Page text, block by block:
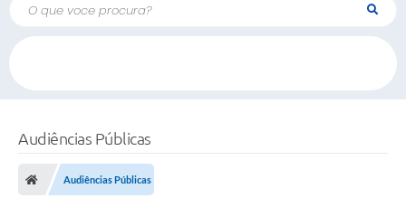
O que voce procura?
Audiências Públicas
Audiências Públicas